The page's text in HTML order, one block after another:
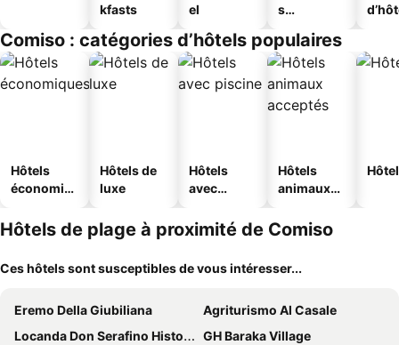
kfasts
el
s
s
Comiso : catégories d’hôtels populaires
Hôtels
économiq
Hôtels de
luxe
Hôtels
avec
Hôtels
animaux
Hôtels de plage à proximité de Comiso
Ces hôtels sont susceptibles de vous intéresser...
Eremo Della Giubiliana
Agriturismo Al Casale
Locanda Don Serafino Historical Boutique Hotel
GH Baraka Village